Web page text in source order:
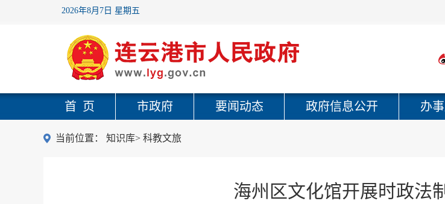
2026年8月7日 星期五
首 页 市政府 要闻动态 政府信息公开 办
当前位置： 知识库> 科教文旅
海州区文化馆开展时政法